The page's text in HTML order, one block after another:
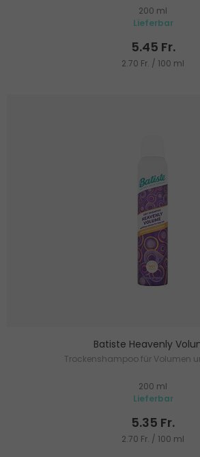
200 ml
Lieferbar
5.45 Fr.
2.70 Fr. / 100 ml
Batiste Heavenly
Trockenshampoo für Volumen
200 ml
Lieferbar
5.35 Fr.
2.70 Fr. / 100 ml